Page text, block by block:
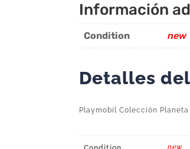
Información
Condition new
Detalles
Playmobil Colección
new